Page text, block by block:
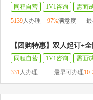
同程自营
1V1咨询
需面
5139人办理 97%满意度
【团购特惠】双人起订+
同程自营
1V1咨询
需面
331人办理 最早可办理